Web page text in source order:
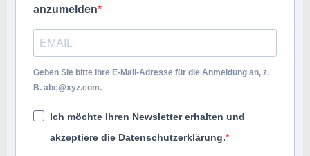
anzumelden
Geben Sie bitte Ihre E-Mail-Adresse für die Anmeldung an, z.
B. abc@xyz.com.
Ich möchte Ihren Newsletter erhalten und
akzeptiere die Datenschutzerklärung.